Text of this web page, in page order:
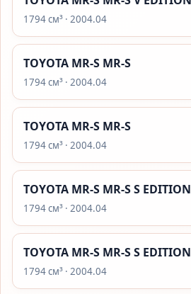
1794 см³ · 2004.04
TOYOTA MR-S MR-S
1794 см³ · 2004.04
TOYOTA MR-S MR-S
1794 см³ · 2004.04
TOYOTA MR-S MR-S S EDITION
1794 см³ · 2004.04
TOYOTA MR-S MR-S S EDITION
1794 см³ · 2004.04